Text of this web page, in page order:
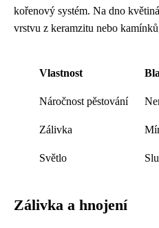
kořenový systém. Na dno
vrstvu z keramzitu nebo
Vlastnost
Náročnost pěstování
Zálivka
Světlo
Zálivka a hnojení